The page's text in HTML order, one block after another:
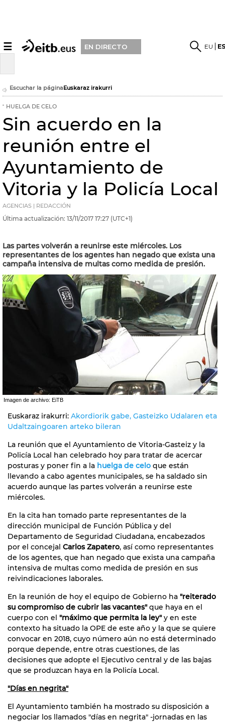
☰ EN DIRECTO EU
Escuchar la páginaEuskaraz irakurri
HUELGA DE CELO
Sin acuerdo en la
reunión entre el
Ayuntamiento de
Vitoria y la Policía Local
AGENCIAS | REDACCIÓN
Última actualización: 13/11/2017 17:27 (UTC+1)
Las partes volverán a reunirse este miércoles. Los
representantes de los agentes han negado que exista una
campaña intensiva de multas como medida de presión.
Imagen de archivo: EiTB
Euskaraz irakurri: Akordiorik gabe, Gasteizko Udalaren eta
Udaltzaingoaren arteko bileran
La reunión que el Ayuntamiento de Vitoria-Gasteiz y la
Policía Local han celebrado hoy para tratar de acercar
posturas y poner fin a la huelga de celo que están
llevando a cabo agentes municipales, se ha saldado sin
acuerdo aunque las partes volverán a reunirse este
miércoles.
En la cita han tomado parte representantes de la
dirección municipal de Función Pública y del
Departamento de Seguridad Ciudadana, encabezados
por el concejal Carlos Zapatero, así como representantes
de los agentes, que han negado que exista una campaña
intensiva de multas como medida de presión en sus
reivindicaciones laborales.
En la reunión de hoy el equipo de Gobierno ha "reiterado
su compromiso de cubrir las vacantes"que haya en el
cuerpo con el "máximo que permita la ley"y en este
contexto ha situado la OPE de este año y la que se quiere
convocar en 2018, cuyo número aún no está determinado
porque depende, entre otras cuestiones, de las
decisiones que adopte el Ejecutivo central y de las bajas
que se produzcan haya en la Policía Local.
"Días en negrita"
El Ayuntamiento también ha mostrado su disposición a
negociar los llamados "días en negrita" -jornadas en las